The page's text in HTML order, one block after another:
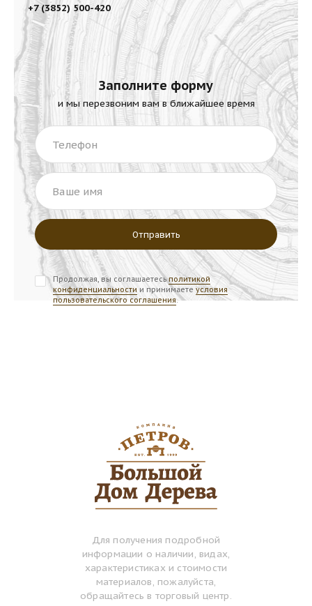
+7 (3852) 500-420
Заполните форму
и мы перезвоним вам в ближайшее время
Телефон
Ваше имя
Продолжая, вы соглашаетесьполитикой
конфиденциальности и принимаете условия
пользовательского соглашения.
Для получения подробной
информации о наличии, видах,
характеристиках и стоимости
материалов, пожалуйста,
обращайтесь в торговый центр.